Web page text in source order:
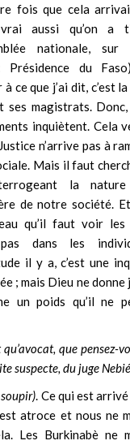
fois que cela
vrai aussi qu’on a
nationale, sur
Présidence du
ce que j’ai dit, c’est
ses magistrats.
inquiètent. Cela
n’arrive pas à
Mais il faut
la
de notre société. Et
qu’il faut voir les
dans les
il y a, c’est une
; mais Dieu ne donne
un poids qu’il ne
que pensez-
suspecte, du juge
. Ce qui est
atroce et nous ne
Les Burkinabè ne